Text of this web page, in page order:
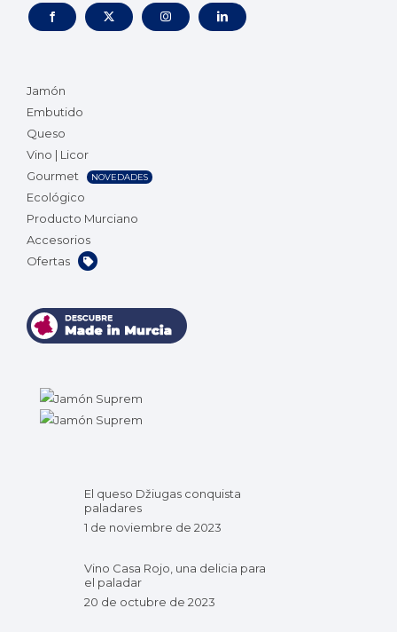
Jamón
Embutido
Queso
Vino | Licor
Gourmet
NOVEDADES
Ecológico
Producto Murciano
Accesorios
Ofertas
El queso Džiugas conquista
paladares
1 de noviembre de 2023
Vino Casa Rojo, una delicia para
el paladar
20 de octubre de 2023